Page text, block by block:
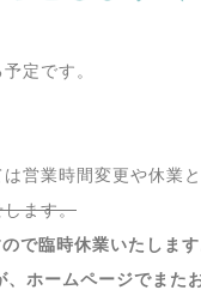
定です。
営業時間変更や休業
します。
で臨時休業いたします
ホームページでまた